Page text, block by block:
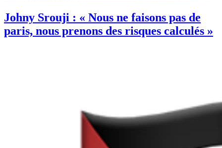
Johny Srouji : « Nous ne faisons pas de
paris, nous prenons des risques calculés »